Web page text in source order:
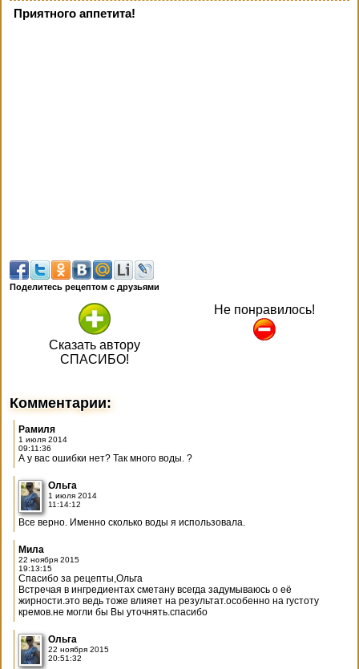
Приятного аппетита!
Поделитесь рецептом с друзьями
Сказать автору
СПАСИБО!
Не понравилось!
Комментарии:
Рамиля
1 июля 2014
09:11:36
А у вас ошибки нет? Так много воды. ?
Ольга
1 июля 2014
11:14:12
Все верно. Именно сколько воды я использовала.
Мила
22 ноября 2015
19:13:15
Спасибо за рецепты,Ольга
Встречая в ингредиентах сметану всегда задумываюсь о её
жирности.это ведь тоже влияет на результат.особенно на густоту
кремов.не могли бы Вы уточнять.спасибо
Ольга
22 ноября 2015
20:51:32